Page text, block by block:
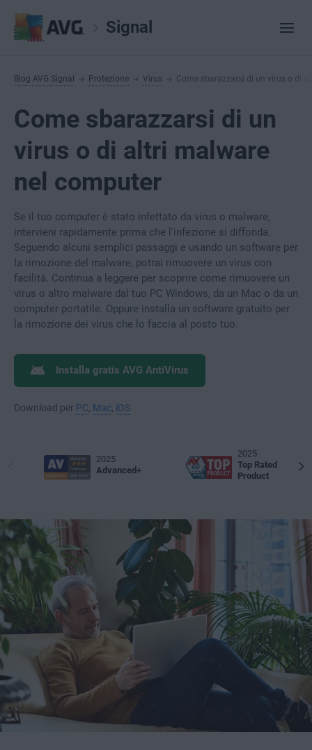
Signal
Blog AVG Signal Protezione Virus Come sbarazzarsi di un virus o di
Come sbarazzarsi di un
virus o di altri malware
nel computer
Se il tuo computer è stato infettato da virus o malware,
intervieni rapidamente prima che l'infezione si diffonda.
Seguendo alcuni semplici passaggi e usando un software per
la rimozione del malware, potrai rimuovere un virus con
facilità. Continua a leggere per scoprire come rimuovere un
virus o altro malware dal tuo PC Windows, da un Mac o da un
computer portatile. Oppure installa un software gratuito per
la rimozione dei virus che lo faccia al posto tuo.
Installa gratis AVG AntiVirus
Download per PC Mac iOS
2025
Advanced+
2025
Top Rated
Product